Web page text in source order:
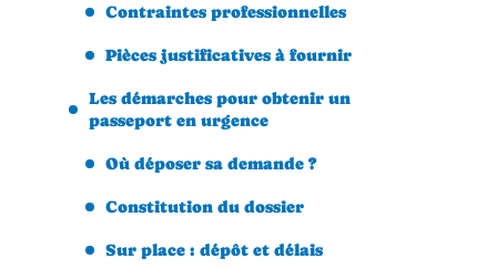
Contraintes professionnelles
Pièces justificatives à fournir
Les démarches pour obtenir un
passeport en urgence
Où déposer sa demande ?
Constitution du dossier
Sur place : dépôt et délais